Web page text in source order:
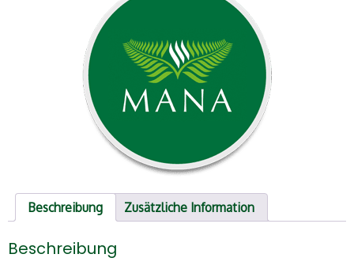
Beschreibung Zusätzliche Information
Beschreibung